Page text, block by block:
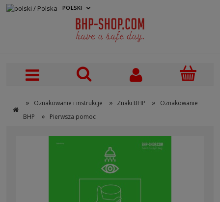
» Oznakowanie i instrukcje » Znaki BHP »
Oznakowanie
BHP
» Pierwsza pomoc
POLSKI